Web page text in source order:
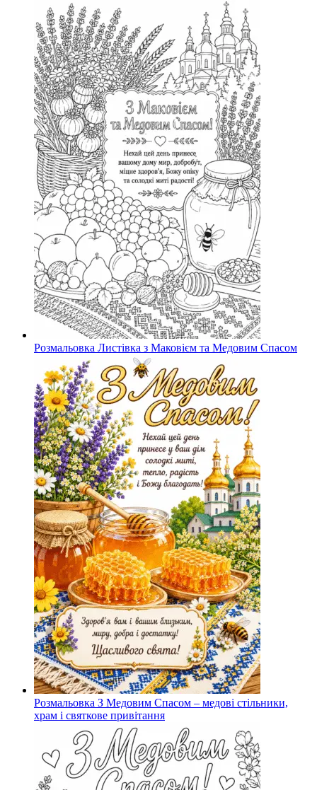
Розмальовка Листівка з Маковієм та Медовим Спасом
Розмальовка З Медовим Спасом – медові стільники,
храм і святкове привітання